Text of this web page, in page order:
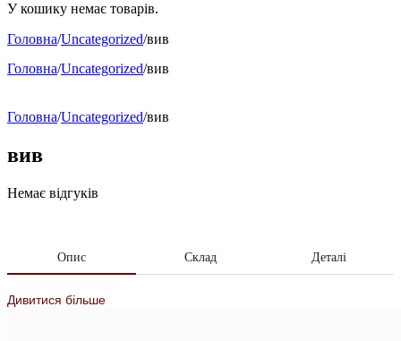
У кошику немає товарів.
Головна/Uncategorized/вив
Головна/Uncategorized/вив
Головна/Uncategorized/вив
вив
Немає відгуків
Опис Склад Деталі
Дивитися більше